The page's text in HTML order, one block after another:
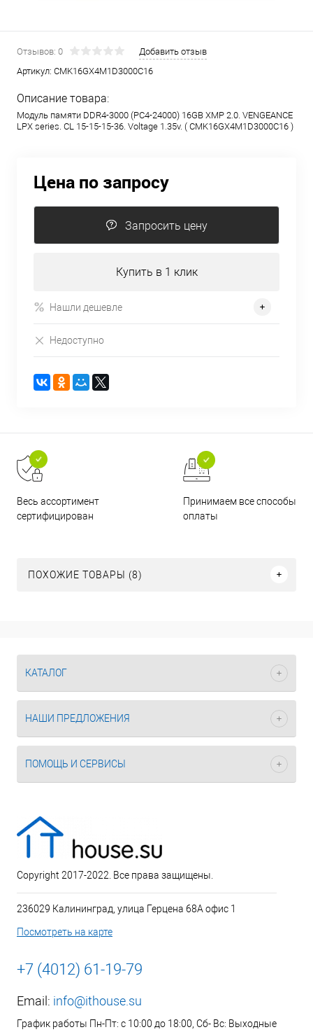
Отзывов: 0
Добавить отзыв
Артикул: CMK16GX4M1D3000C16
Описание товара:
Модуль памяти DDR4-3000 (PC4-24000) 16GB XMP 2.0. VENGEANCE
LPX series. CL 15-15-15-36. Voltage 1.35v. ( CMK16GX4M1D3000C16 )
Цена по запросу
Запросить цену
Купить в 1 клик
Нашли дешевле
Недоступно
Весь ассортимент
сертифицирован
Принимаем все способы
оплаты
ПОХОЖИЕ ТОВАРЫ (8)
КАТАЛОГ
НАШИ ПРЕДЛОЖЕНИЯ
ПОМОЩЬ И СЕРВИСЫ
Copyright 2017-2022. Все права защищены.
236029 Калининград, улица Герцена 68А офис 1
Посмотреть на карте
+7 (4012) 61-19-79
Email: info@ithouse.su
График работы Пн-Пт: с 10:00 до 18:00, Сб- Вс: Выходные